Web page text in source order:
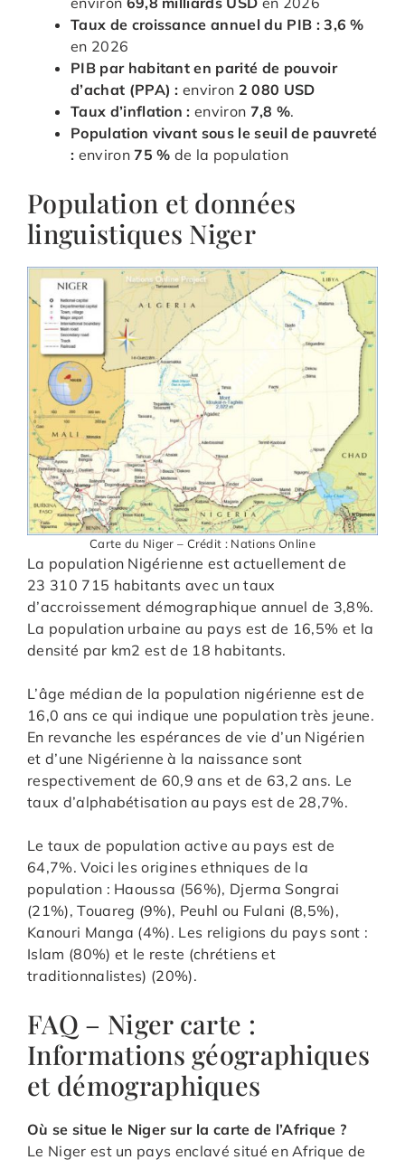
Taux de croissance annuel du PIB : 3,6 %
en 2026
PIB par habitant en parité de pouvoir
d’achat (PPA) : environ 2 080 USD
Taux d’inflation : environ 7,8 %.
Population vivant sous le seuil de pauvreté
: environ75 % de la population
Population et données
linguistiques Niger
Carte du Niger – Crédit : Nations Online
La population Nigérienne est actuellement de
23 310 715 habitants avec un taux
d’accroissement démographique annuel de 3,8%.
La population urbaine au pays est de 16,5% et la
densité par km2 est de 18 habitants.
L’âge médian de la population nigérienne est de
16,0 ans ce qui indique une population très jeune.
En revanche les espérances de vie d’un Nigérien
et d’une Nigérienne à la naissance sont
respectivement de 60,9 ans et de 63,2 ans. Le
taux d’alphabétisation au pays est de 28,7%.
Le taux de population active au pays est de
64,7%. Voici les origines ethniques de la
population : Haoussa (56%), Djerma Songrai
(21%), Touareg (9%), Peuhl ou Fulani (8,5%),
Kanouri Manga (4%). Les religions du pays sont :
Islam (80%) et le reste (chrétiens et
traditionnalistes) (20%).
FAQ – Niger carte :
Informations géographiques
et démographiques
Où se situe le Niger sur la carte de l’Afrique ?
Le Niger est un pays enclavé situé en Afrique de